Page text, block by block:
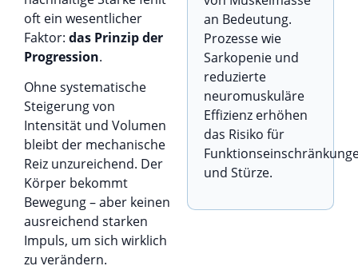
oft ein wesentlicher
Faktor: das Prinzip der
Progression.
Ohne systematische
Steigerung von
Intensität und Volumen
bleibt der mechanische
Reiz unzureichend. Der
Körper bekommt
Bewegung – aber keinen
ausreichend starken
Impuls, um sich wirklich
zu verändern.
an Bedeutung.
Prozesse wie
Sarkopenie und
reduzierte
neuromuskuläre
Effizienz erhöhen
das Risiko für
und Stürze.